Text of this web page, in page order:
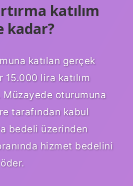
katılım
kadar?
katılan gerçek
lira katılım
Müzayede oturumuna
tarafından kabul
bedeli üzerinden
hizmet bedelini